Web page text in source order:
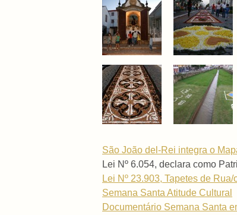
São João del-Rei integra o
Lei Nº 6.054, declara como
Lei Nº 23.903, Tapetes de
Semana Santa Atitude Cultural
Documentário Semana Santa